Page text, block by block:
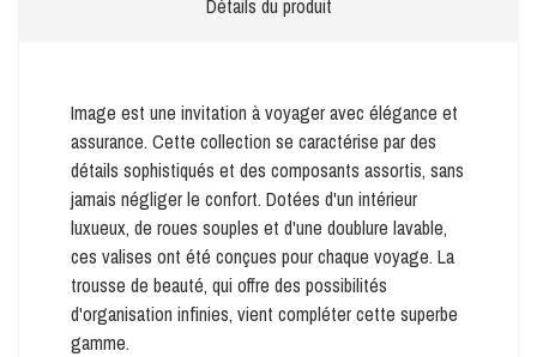
Détails du produit
Image est une invitation à voyager avec élégance et
assurance. Cette collection se caractérise par des
détails sophistiqués et des composants assortis, sans
jamais négliger le confort. Dotées d'un intérieur
luxueux, de roues souples et d'une doublure lavable,
ces valises ont été conçues pour chaque voyage. La
trousse de beauté, qui offre des possibilités
d'organisation infinies, vient compléter cette superbe
gamme.